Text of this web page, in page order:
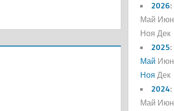
2026:
Май Июн
Ноя Дек
2025:
Май Июн
Ноя Дек
2024:
Май Июн